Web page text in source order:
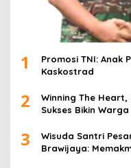
1
Promosi TNI: Anak
Kaskostrad
2
Winning The
Sukses Bikin
3
Wisuda Santri
Brawijaya: